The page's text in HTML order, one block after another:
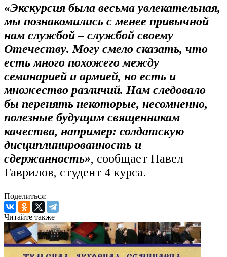
«Экскурсия была весьма увлекательная,
мы познакомились с менее привычной
нам службой – службой своему
Отечеству. Могу смело сказать, что
есть много похожего между
семинарией и армией, но есть и
множество различий. Нам следовало
бы перенять некоторые, несомненно,
полезные будущим священникам
качества, например: солдатскую
дисциплинированность и
сдержанность», сообщает Павел
Гаврилов, студент 4 курса.
Поделиться:
Читайте также